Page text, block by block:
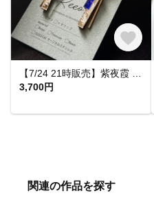
3,700円
関連の作品を探す